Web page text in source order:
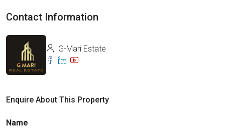
Contact Information
G-Mari Estate
Enquire About This Property
Name